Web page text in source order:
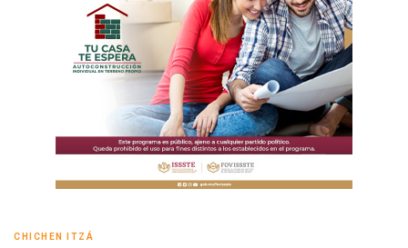
CHICHEN ITZÁ